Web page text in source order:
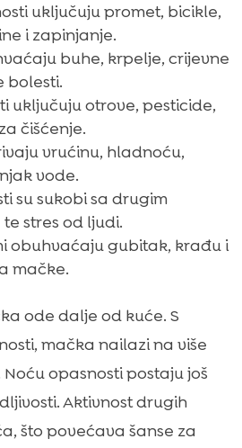
uključuju promet, bicikle,
i zapinjanje.
buhe, krpelje, crijevne
bolesti.
uključuju otrove, pesticide,
čišćenje.
vrućinu, hladnoću,
vode.
su sukobi sa drugim
stres od ljudi.
obuhvaćaju gubitak, krađu i
mačke.
ode dalje od kuće. S
mačka nailazi na više
opasnosti postaju još
Aktivnost drugih
što povećava šanse za